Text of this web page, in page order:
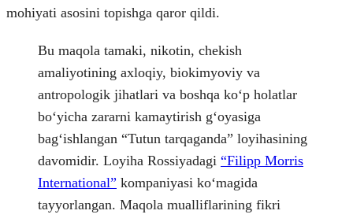
mohiyati asosini topishga qaror qildi.
Bu maqola tamaki, nikotin, chekish
amaliyotining axloqiy, biokimyoviy va
antropologik jihatlari va boshqa koʻp holatlar
boʻyicha zararni kamaytirish gʻoyasiga
bagʻishlangan “Tutun tarqaganda” loyihasining
davomidir. Loyiha Rossiyadagi “Filipp Morris
International” kompaniyasi koʻmagida
tayyorlangan. Maqola mualliflarining fikri